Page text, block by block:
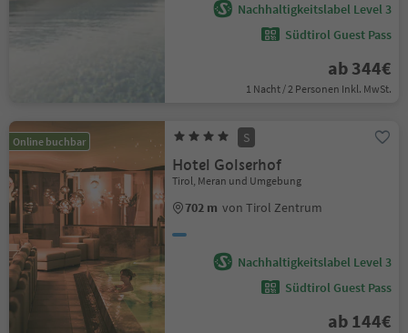
Nachhaltigkeitslabel Level 3
Südtirol Guest Pass
ab 344€
1 Nacht / 2 Personen Inkl. MwSt.
Online buchbar S
Hotel Golserhof
Tirol, Meran und Umgebung
702 m von Tirol Zentrum
Nachhaltigkeitslabel Level 3
Südtirol Guest Pass
ab 144€